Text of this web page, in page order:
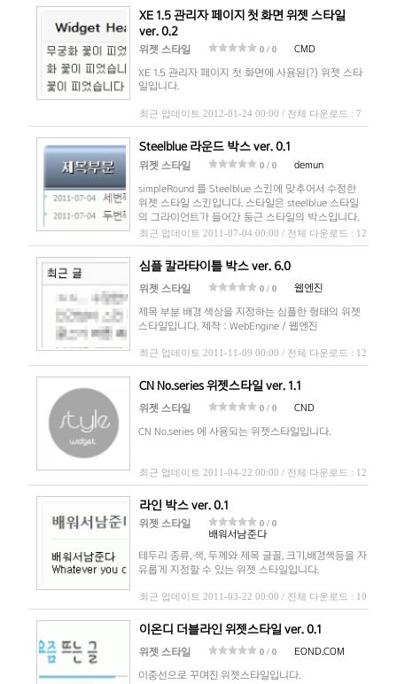
XE 1.5 관리자 페이지 첫 화면 위젯 스타일
ver. 0.2
위젯 스타일 0 / 0
CMD
XE 1.5 관리자 페이지 첫 화면에 사용된(?) 위젯 스타
일입니다.
최근 업데이트 2012-01-24 00:00 / 전체 다운로드 : 7
Steelblue 라운드 박스 ver. 0.1
위젯 스타일 0 / 0
demun
simpleRound 를 Steelblue 스킨에 맞추어서 수정한
위젯 스타일 스킨입니다. 스타일은 steelblue 스타일
의 그라이언트가 들어간 둥근 스타일의 박스입니다.
최근 업데이트 2011-07-04 00:00 / 전체 다운로드 : 12
심플 칼라타이틀 박스 ver. 6.0
위젯 스타일 0 / 0
웹엔진
제목 부분 배경 색상을 지정하는 심플한 형태의 위젯
스타일입니다. 제작 : WebEngine / 웹엔진
최근 업데이트 2011-11-09 00:00 / 전체 다운로드 : 12
CN No.series 위젯스타일 ver. 1.1
위젯 스타일 0 / 0
CND
CN No.series 에 사용되는 위젯스타일입니다.
최근 업데이트 2011-04-22 00:00 / 전체 다운로드 : 12
라인 박스 ver. 0.1
위젯 스타일 0 / 0
배워서남준다
테두리 종류, 색, 두께와 제목 글꼴, 크기,배경색등을 자
유롭게 지정할 수 있는 위젯 스타일입니다.
최근 업데이트 2011-03-22 00:00 / 전체 다운로드 : 10
이온디 더블라인 위젯스타일 ver. 0.1
위젯 스타일 0 / 0
EOND.COM
이중선으로 꾸며진 위젯스타일입니다.